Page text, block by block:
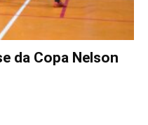
da Copa Nelson